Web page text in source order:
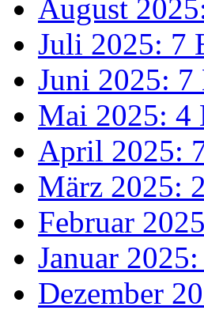
August
Juli 2025: 7
Juni 2025: 7
Mai 2025: 4
April 2025:
März 2025:
Februar
Januar
Dezember